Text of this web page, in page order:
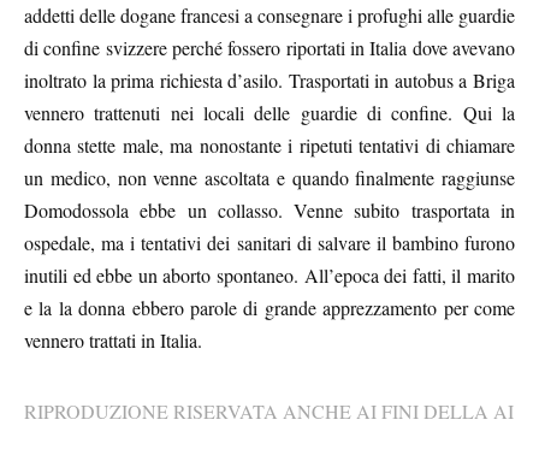
addetti delle dogane francesi a consegnare i profughi alle guardie
di confine svizzere perché fossero riportati in Italia dove avevano
inoltrato la prima richiesta d’asilo. Trasportati in autobus a Briga
vennero trattenuti nei locali delle guardie di confine. Qui la
donna stette male, ma nonostante i ripetuti tentativi di chiamare
un medico, non venne ascoltata e quando finalmente raggiunse
Domodossola ebbe un collasso. Venne subito trasportata in
ospedale, ma i tentativi dei sanitari di salvare il bambino furono
inutili ed ebbe un aborto spontaneo. All’epoca dei fatti, il marito
e la la donna ebbero parole di grande apprezzamento per come
vennero trattati in Italia.
RIPRODUZIONE RISERVATA ANCHE AI FINI DELLA AI